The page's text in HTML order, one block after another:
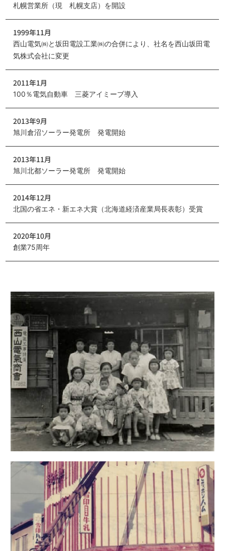
札幌営業所（現 札幌支店）を開設
1999年11月
西山電気㈱と坂田電設工業㈱の合併により、社名を西山坂田電
気株式会社に変更
2011年1月
100％電気自動車 三菱アイミーブ導入
2013年9月
旭川倉沼ソーラー発電所 発電開始
2013年11月
旭川北都ソーラー発電所 発電開始
2014年12月
北国の省エネ・新エネ大賞（北海道経済産業局長表彰）受賞
2020年10月
創業75周年